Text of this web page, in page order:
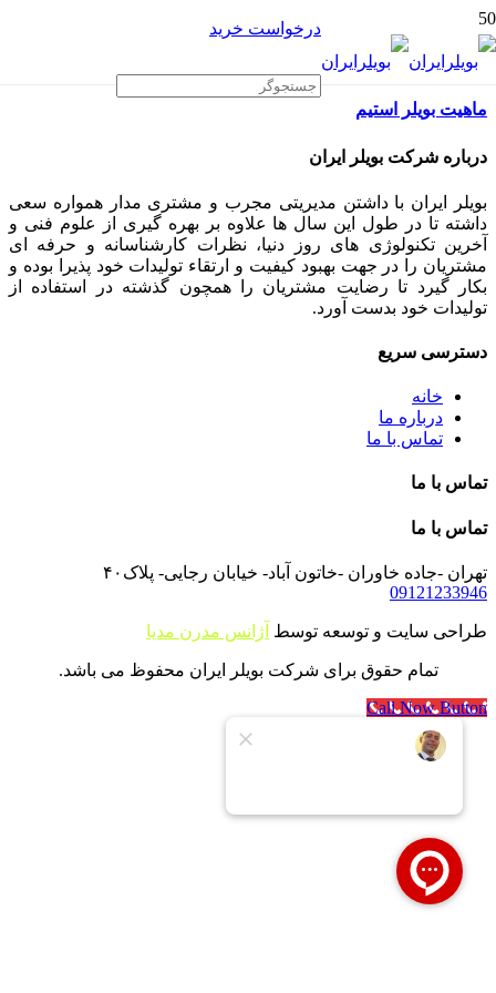
درخواست خرید
ماهیت بویلر استیم
درباره شرکت بویلر ایران
بویلر ایران با داشتن مدیریتی مجرب و مشتری مدار همواره سعی
داشته تا در طول این سال ها علاوه بر بهره گیری از علوم فنی و
آخرین تکنولوژی های روز دنیا، نظرات کارشناسانه و حرفه ای
مشتریان را در جهت بهبود کیفیت و ارتقاء تولیدات خود پذیرا بوده و
بکار گیرد تا رضایت مشتریان را همچون گذشته در استفاده از
تولیدات خود بدست آورد.
دسترسی سریع
خانه
درباره ما
تماس با ما
تماس با ما
تماس با ما
تهران -جاده خاوران -خاتون آباد- خیابان رجایی- پلاک۴۰
09121233946
طراحی سایت و توسعه توسط آژانس مدرن مدیا
تمام حقوق برای شرکت بویلر ایران محفوظ می باشد.
Call Now Button